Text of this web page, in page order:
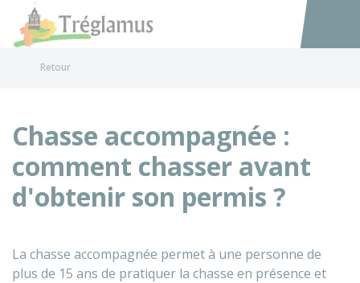
Accéder
Retour
Chasse accompagnée :
comment chasser avant
d'obtenir son permis ?
La chasse accompagnée permet à une personne de
plus de 15 ans de pratiquer la chasse en présence et